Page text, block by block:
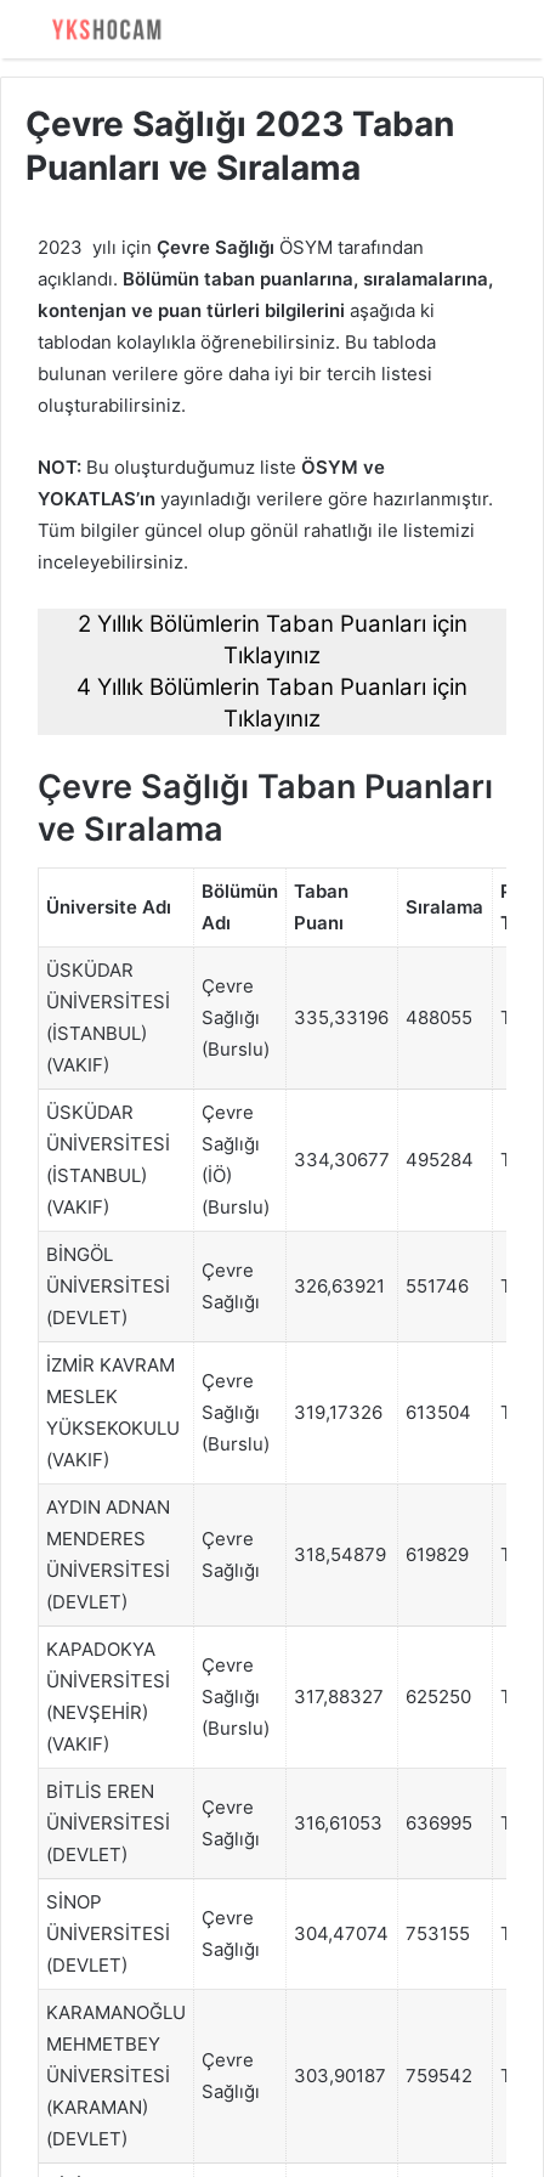
Çevre Sağlığı 2023 Taban
Puanları ve Sıralama
2023 yılı için Çevre Sağlığı ÖSYM tarafından
açıklandı. Bölümün taban puanlarına, sıralamalarına,
kontenjan ve puan türleri bilgilerini aşağıda ki
tablodan kolaylıkla öğrenebilirsiniz. Bu tabloda
bulunan verilere göre daha iyi bir tercih listesi
oluşturabilirsiniz.
NOT: Bu oluşturduğumuz liste ÖSYM ve
YOKATLAS’ın yayınladığı verilere göre hazırlanmıştır.
Tüm bilgiler güncel olup gönül rahatlığı ile listemizi
inceleyebilirsiniz.
2 Yıllık Bölümlerin Taban Puanları için
Tıklayınız
4 Yıllık Bölümlerin Taban Puanları için
Tıklayınız
Çevre Sağlığı Taban Puanları
ve Sıralama
Üniversite Adı
Bölümün
Adı
Taban
Puanı
Sıralama
Puan
Türü
ÜSKÜDAR
ÜNİVERSİTESİ
(İSTANBUL)
(VAKIF)
Çevre
Sağlığı
(Burslu)
335,33196 488055 TYT
ÜSKÜDAR
ÜNİVERSİTESİ
(İSTANBUL)
(VAKIF)
Çevre
Sağlığı
(İÖ)
(Burslu)
334,30677 495284 TYT
BİNGÖL
ÜNİVERSİTESİ
(DEVLET)
Çevre
Sağlığı
326,63921 551746 TYT
İZMİR KAVRAM
MESLEK
YÜKSEKOKULU
(VAKIF)
Çevre
Sağlığı
(Burslu)
319,17326 613504 TYT
AYDIN ADNAN
MENDERES
ÜNİVERSİTESİ
(DEVLET)
Çevre
Sağlığı
318,54879 619829 TYT
KAPADOKYA
ÜNİVERSİTESİ
(NEVŞEHİR)
(VAKIF)
Çevre
Sağlığı
(Burslu)
317,88327 625250 TYT
BİTLİS EREN
ÜNİVERSİTESİ
(DEVLET)
Çevre
Sağlığı
316,61053 636995 TYT
SİNOP
ÜNİVERSİTESİ
(DEVLET)
Çevre
Sağlığı
304,47074 753155 TYT
KARAMANOĞLU
MEHMETBEY
ÜNİVERSİTESİ
(KARAMAN)
(DEVLET)
Çevre
Sağlığı
303,90187 759542 TYT